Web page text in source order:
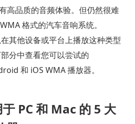
高品质的音频体验。但仍然很难
格式的汽车音响系统。
其他设备或平台上播放这种类型
分中查看您可以尝试的
和 iOS WMA 播放器。
PC 和 Mac 的 5 大